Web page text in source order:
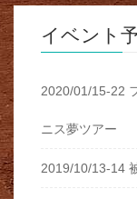
イベント
2020/01/15-22
ニス夢ツアー
2019/10/13-14